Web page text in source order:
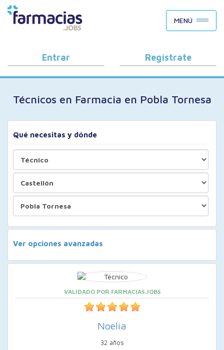
BUSCAR CANDIDATOS
OFERTAS DE EMPLEO
COMO FUNCIONA
PORQUÉ FARMACIAS.JOBS
BLOG
MENÚ
Entrar Regístrate
Técnicos en Farmacia en Pobla Tornesa
Qué necesitas y dónde
Ver opciones avanzadas
VALIDADO POR FARMACIAS.JOBS
Noelia
32 años